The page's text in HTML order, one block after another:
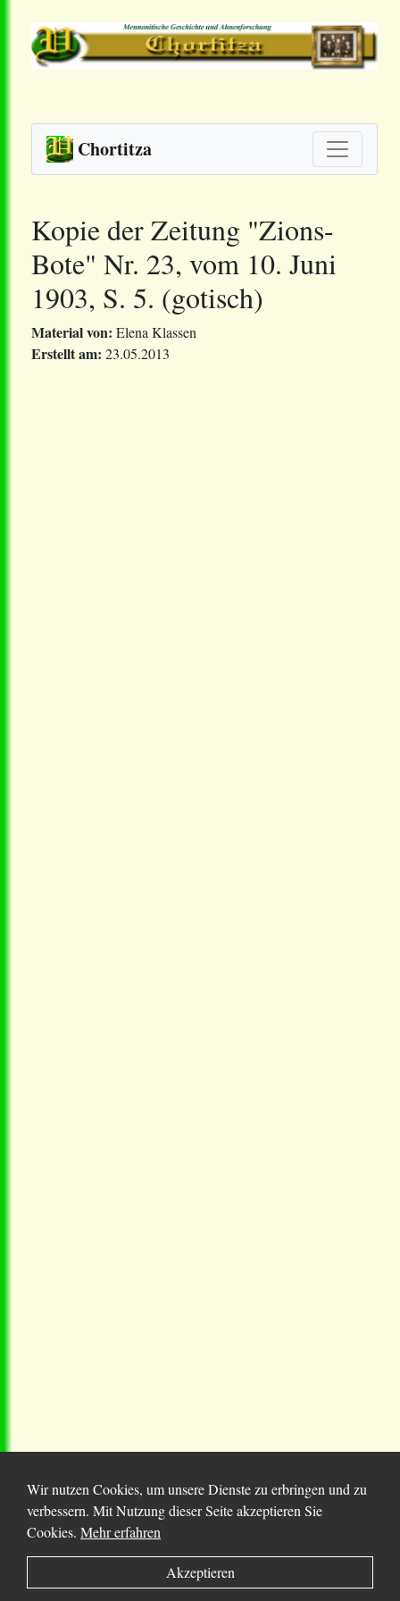
Chortitza
Kopie der Zeitung "Zions-
Bote" Nr. 23, vom 10. Juni
1903, S. 5. (gotisch)
Material von: Elena Klassen
Erstellt am: 23.05.2013
© 2025 Chortitza.org | Supported byD. F. Plett
Historical Research Foundation Inc.
Wir nutzen Cookies, um unsere Dienste zu erbringen und zu
verbessern. Mit Nutzung dieser Seite akzeptieren Sie
Cookies. Mehr erfahren
Akzeptieren